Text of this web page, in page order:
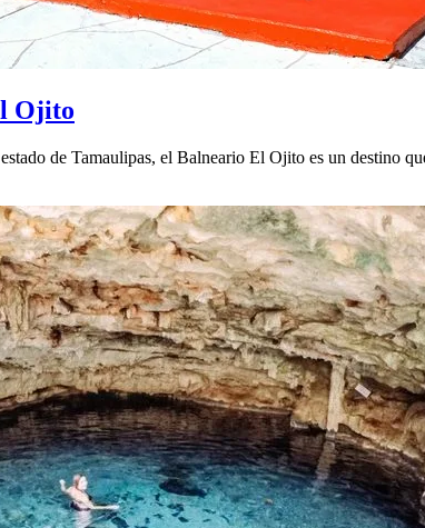
Ojito
de Tamaulipas, el Balneario El Ojito es un destino